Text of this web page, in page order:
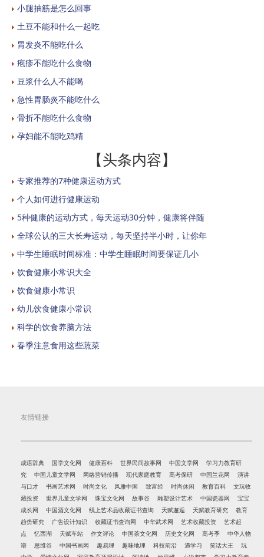
小腿抽筋是怎么回事
土豆不能和什么一起吃
胃发炎不能吃什么
疱疹不能吃什么食物
豆浆什么人不能喝
急性胃肠炎不能吃什么
骨折不能吃什么食物
孕妇能不能吃鸡精
【头条内容】
专家推荐的7种健康运动方式
个人如何进行健康运动
5种健康的运动方式，每天运动30分钟，健康将伴随
全球公认的三大长寿运动，每天坚持半小时，让你年
中学生睡眠时间标准：中学生睡眠时间要保证几小
饮食健康小常识大全
饮食健康小常识
幼儿饮食健康小常识
科学的饮食养脑方法
春季注意食用这些蔬菜
友情链接
成语辞典 国学文化网 健康百科 世界民间故事网 中国文学网
学习力教育研
究
中国儿童文学网 网络营销传播 现代家庭教育 高考保研 中国兰花网
演讲
与口才
书画艺术网 时尚文化 风雅中国 致富经 时尚休闲 教育百科
文玩收
藏投资
世界儿童文学网 珠宝文化网 故事谷 雕塑设计艺术 中国瓷器网
宝宝
成长网
中国酒文化网 线上艺术品收藏证书查询 天赋邂逅 天赋教育研究
教育
趋势研究
广告设计知识 收藏证书查询网 中华武术网 艺术收藏投资
艺术起
点
忆西湖 天赋车站 作文评论 中国茶文化网 历史文化网 高考季
中华人物
谱
思维谷 中国书画网 趣易理 趣味地理 科技前沿 遇学习 笑话大王
玩